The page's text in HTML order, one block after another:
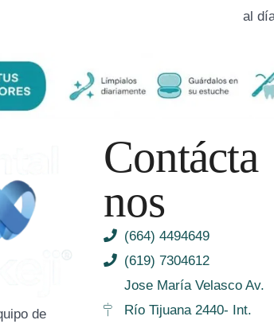
al
de
Contácta
nos
(664) 4494649
(619) 7304612
Jose María Velasco Av.
Río Tijuana 2440- Int.